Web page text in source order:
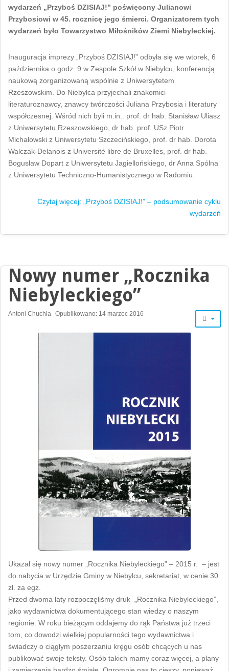
wydarzeń „Przyboś DZISIAJ!” poświęcony Julianowi
Przybosiowi w 45. rocznicę jego śmierci. Organizatorem tych
wydarzeń było Towarzystwo Miłośników Ziemi Niebyleckiej.
Inauguracja imprezy „Przyboś DZISIAJ!” odbyła się we wtorek, 6
października o godz. 9 w Zespole Szkół w Niebylcu, konferencją
naukową zorganizowaną wspólnie z Uniwersytetem
Rzeszowskim. Do Niebylca przyjechali znakomici
literaturoznawcy, znawcy twórczości Juliana Przybosia i literatury
współczesnej. Wśród nich byli m.in.: prof. dr hab. Stanisław Uliasz
z Uniwersytetu Rzeszowskiego, dr hab. prof. USz Piotr
Michałowski z Uniwersytetu Szczecińskiego, prof. dr hab. Dorota
Walczak-Delanois z Université libre de Bruxelles, prof. dr hab.
Bogusław Dopart z Uniwersytetu Jagiellońskiego, dr Anna Spólna
z Uniwersytetu Techniczno-Humanistycznego w Radomiu.
Czytaj więcej: „Przyboś DZISIAJ!” – podsumowanie cyklu
wydarzeń
Nowy numer „Rocznika
Niebyleckiego”
Antoni Chuchla Opublikowano: 14 marzec 2016
Ukazał się nowy numer „Rocznika Niebyleckiego” – 2015 r. – jest
do nabycia w Urzędzie Gminy w Niebylcu, sekretariat, w cenie 30
zł. za egz.
Przed dwoma laty rozpoczęliśmy druk „Rocznika Niebyleckiego”,
jako wydawnictwa dokumentującego stan wiedzy o naszym
regionie. W roku bieżącym oddajemy do rąk Państwa już trzeci
tom, co dowodzi wielkiej popularności tego wydawnictwa i
świadczy o ciągłym poszerzaniu kręgu osób chcących u nas
publikować swoje teksty. Osób takich mamy coraz więcej, a plany